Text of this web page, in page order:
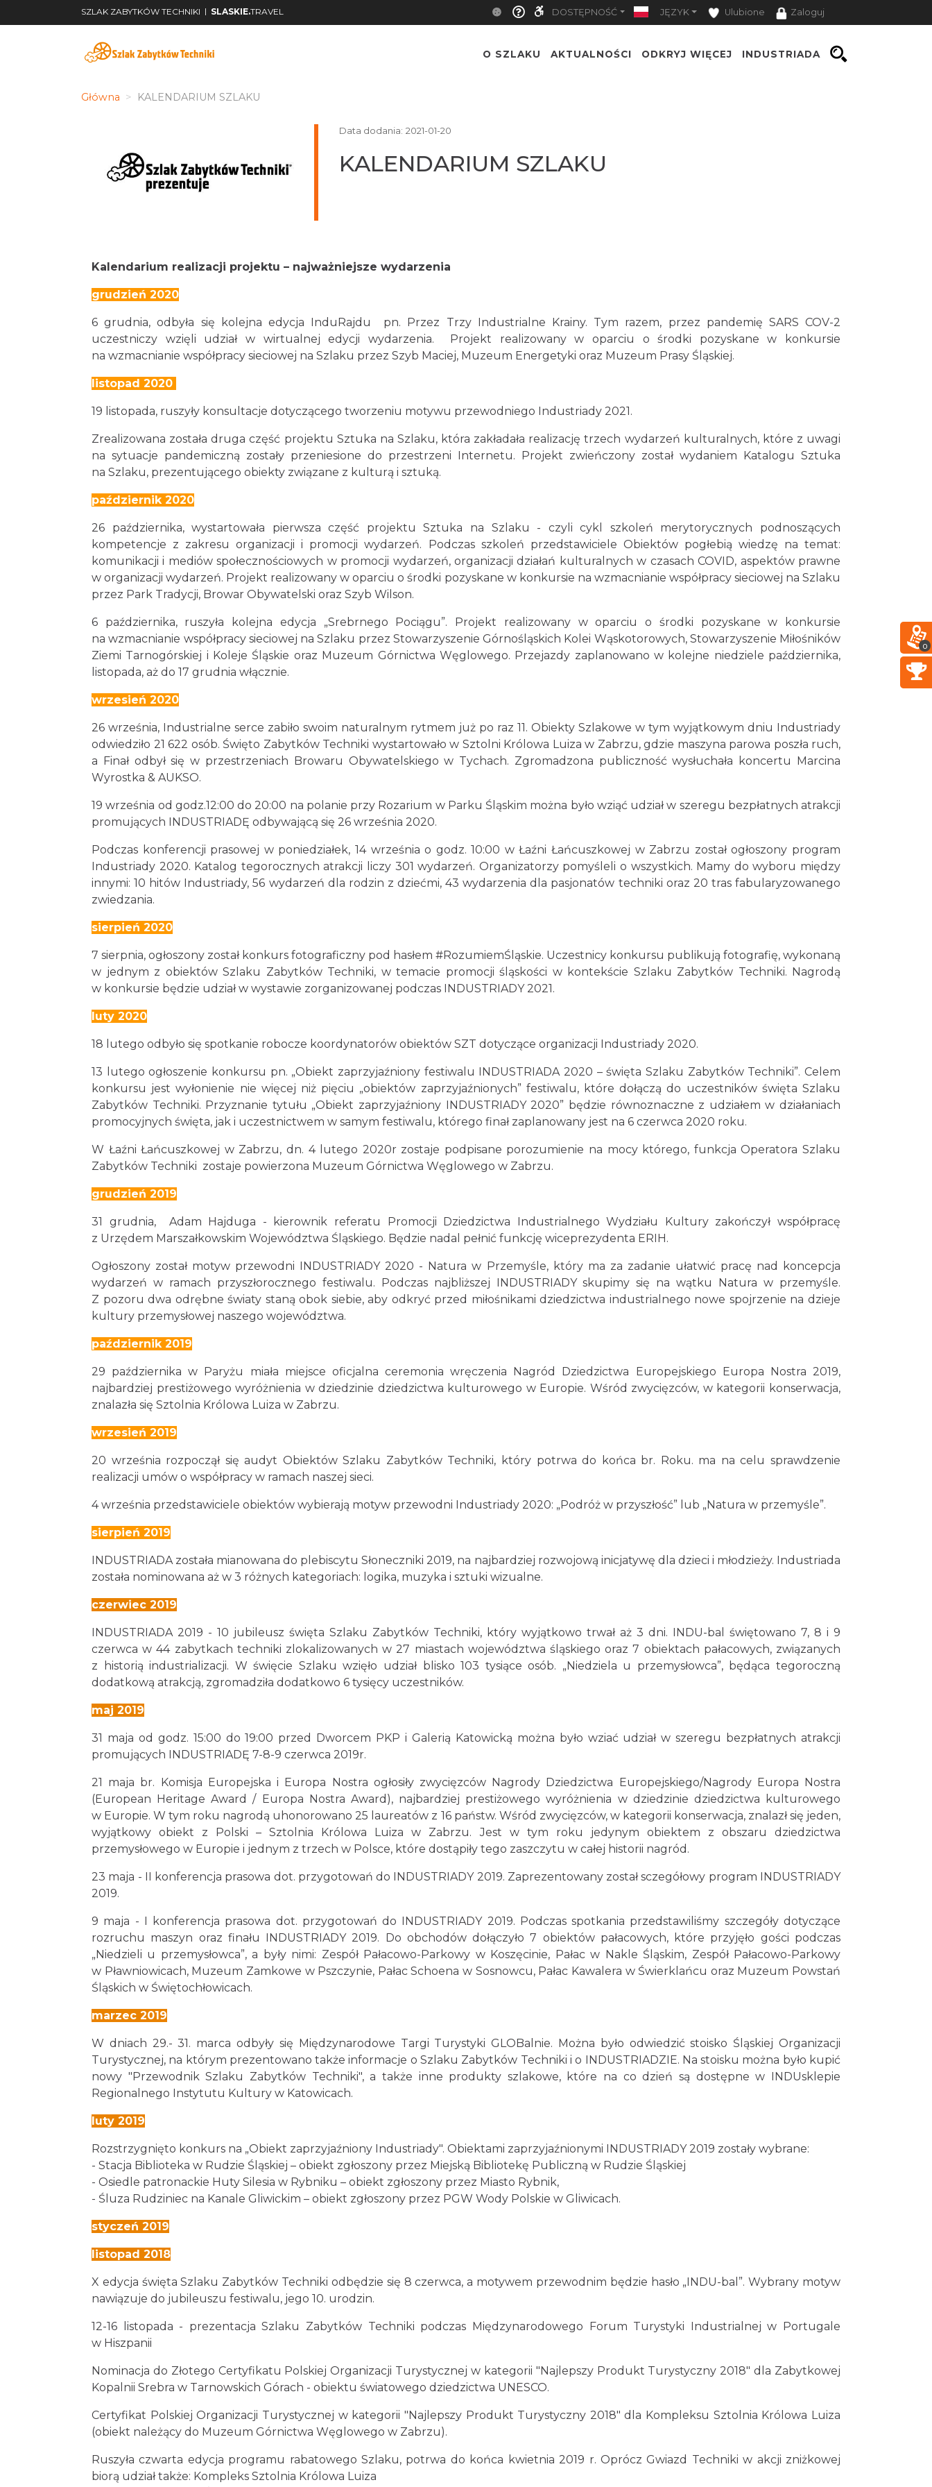
SZLAK ZABYTKÓW TECHNIKI | SLASKIE.TRAVEL DOSTĘPNOŚĆ JĘZYK Ulubione Zaloguj
O SZLAKU AKTUALNOŚCI ODKRYJ WIĘCEJ INDUSTRIADA
Główna KALENDARIUM SZLAKU
Data dodania: 2021-01-20
KALENDARIUM SZLAKU
Kalendarium realizacji projektu – najważniejsze wydarzenia
grudzień 2020
6 grudnia, odbyła się kolejna edycja InduRajdu pn. Przez Trzy Industrialne Krainy. Tym razem, przez pandemię SARS COV-2
uczestniczy wzięli udział w wirtualnej edycji wydarzenia. Projekt realizowany w oparciu o środki pozyskane w konkursie
na wzmacnianie współpracy sieciowej na Szlaku przez Szyb Maciej, Muzeum Energetyki oraz Muzeum Prasy Śląskiej.
listopad 2020
19 listopada, ruszyły konsultacje dotyczącego tworzeniu motywu przewodniego Industriady 2021.
Zrealizowana została druga część projektu Sztuka na Szlaku, która zakładała realizację trzech wydarzeń kulturalnych, które z uwagi
na sytuacje pandemiczną zostały przeniesione do przestrzeni Internetu. Projekt zwieńczony został wydaniem Katalogu Sztuka
na Szlaku, prezentującego obiekty związane z kulturą i sztuką.
październik 2020
26 października, wystartowała pierwsza część projektu Sztuka na Szlaku - czyli cykl szkoleń merytorycznych podnoszących
kompetencje z zakresu organizacji i promocji wydarzeń. Podczas szkoleń przedstawiciele Obiektów pogłebią wiedzę na temat:
komunikacji i mediów społecznościowych w promocji wydarzeń, organizacji działań kulturalnych w czasach COVID, aspektów prawne
w organizacji wydarzeń. Projekt realizowany w oparciu o środki pozyskane w konkursie na wzmacnianie współpracy sieciowej na Szlaku
przez Park Tradycji, Browar Obywatelski oraz Szyb Wilson.
6 października, ruszyła kolejna edycja „Srebrnego Pociągu”. Projekt realizowany w oparciu o środki pozyskane w konkursie
na wzmacnianie współpracy sieciowej na Szlaku przez Stowarzyszenie Górnośląskich Kolei Wąskotorowych, Stowarzyszenie Miłośników
Ziemi Tarnogórskiej i Koleje Śląskie oraz Muzeum Górnictwa Węglowego. Przejazdy zaplanowano w kolejne niedziele października,
listopada, aż do 17 grudnia włącznie.
wrzesień 2020
26 września, Industrialne serce zabiło swoim naturalnym rytmem już po raz 11. Obiekty Szlakowe w tym wyjątkowym dniu Industriady
odwiedziło 21 622 osób. Święto Zabytków Techniki wystartowało w Sztolni Królowa Luiza w Zabrzu, gdzie maszyna parowa poszła ruch,
a Finał odbył się w przestrzeniach Browaru Obywatelskiego w Tychach. Zgromadzona publiczność wysłuchała koncertu Marcina
Wyrostka & AUKSO.
19 września od godz.12:00 do 20:00 na polanie przy Rozarium w Parku Śląskim można było wziąć udział w szeregu bezpłatnych atrakcji
promujących INDUSTRIADĘ odbywającą się 26 września 2020.
Podczas konferencji prasowej w poniedziałek, 14 września o godz. 10:00 w Łaźni Łańcuszkowej w Zabrzu został ogłoszony program
Industriady 2020. Katalog tegorocznych atrakcji liczy 301 wydarzeń. Organizatorzy pomyśleli o wszystkich. Mamy do wyboru między
innymi: 10 hitów Industriady, 56 wydarzeń dla rodzin z dziećmi, 43 wydarzenia dla pasjonatów techniki oraz 20 tras fabularyzowanego
zwiedzania.
sierpień 2020
7 sierpnia, ogłoszony został konkurs fotograficzny pod hasłem #RozumiemŚląskie. Uczestnicy konkursu publikują fotografię, wykonaną
w jednym z obiektów Szlaku Zabytków Techniki, w temacie promocji śląskości w kontekście Szlaku Zabytków Techniki. Nagrodą
w konkursie będzie udział w wystawie zorganizowanej podczas INDUSTRIADY 2021.
luty 2020
18 lutego odbyło się spotkanie robocze koordynatorów obiektów SZT dotyczące organizacji Industriady 2020.
13 lutego ogłoszenie konkursu pn. „Obiekt zaprzyjaźniony festiwalu INDUSTRIADA 2020 – święta Szlaku Zabytków Techniki”. Celem
konkursu jest wyłonienie nie więcej niż pięciu „obiektów zaprzyjaźnionych” festiwalu, które dołączą do uczestników święta Szlaku
Zabytków Techniki. Przyznanie tytułu „Obiekt zaprzyjaźniony INDUSTRIADY 2020” będzie równoznaczne z udziałem w działaniach
promocyjnych święta, jak i uczestnictwem w samym festiwalu, którego finał zaplanowany jest na 6 czerwca 2020 roku.
W Łaźni Łańcuszkowej w Zabrzu, dn. 4 lutego 2020r zostaje podpisane porozumienie na mocy którego, funkcja Operatora Szlaku
Zabytków Techniki zostaje powierzona Muzeum Górnictwa Węglowego w Zabrzu.
grudzień 2019
31 grudnia, Adam Hajduga - kierownik referatu Promocji Dziedzictwa Industrialnego Wydziału Kultury zakończył współpracę
z Urzędem Marszałkowskim Województwa Śląskiego. Będzie nadal pełnić funkcję wiceprezydenta ERIH.
Ogłoszony został motyw przewodni INDUSTRIADY 2020 - Natura w Przemyśle, który ma za zadanie ułatwić pracę nad koncepcja
wydarzeń w ramach przyszłorocznego festiwalu. Podczas najbliższej INDUSTRIADY skupimy się na wątku Natura w przemyśle.
Z pozoru dwa odrębne światy staną obok siebie, aby odkryć przed miłośnikami dziedzictwa industrialnego nowe spojrzenie na dzieje
kultury przemysłowej naszego województwa.
październik 2019
29 października w Paryżu miała miejsce oficjalna ceremonia wręczenia Nagród Dziedzictwa Europejskiego Europa Nostra 2019,
najbardziej prestiżowego wyróżnienia w dziedzinie dziedzictwa kulturowego w Europie. Wśród zwycięzców, w kategorii konserwacja,
znalazła się Sztolnia Królowa Luiza w Zabrzu.
wrzesień 2019
20 września rozpoczął się audyt Obiektów Szlaku Zabytków Techniki, który potrwa do końca br. Roku. ma na celu sprawdzenie
realizacji umów o współpracy w ramach naszej sieci.
4 września przedstawiciele obiektów wybierają motyw przewodni Industriady 2020: „Podróż w przyszłość” lub „Natura w przemyśle”.
sierpień 2019
INDUSTRIADA została mianowana do plebiscytu Słoneczniki 2019, na najbardziej rozwojową inicjatywę dla dzieci i młodzieży. Industriada
została nominowana aż w 3 różnych kategoriach: logika, muzyka i sztuki wizualne.
czerwiec 2019
INDUSTRIADA 2019 - 10 jubileusz święta Szlaku Zabytków Techniki, który wyjątkowo trwał aż 3 dni. INDU-bal świętowano 7, 8 i 9
czerwca w 44 zabytkach techniki zlokalizowanych w 27 miastach województwa śląskiego oraz 7 obiektach pałacowych, związanych
z historią industrializacji. W święcie Szlaku wzięło udział blisko 103 tysiące osób. „Niedziela u przemysłowca”, będąca tegoroczną
dodatkową atrakcją, zgromadziła dodatkowo 6 tysięcy uczestników.
maj 2019
31 maja od godz. 15:00 do 19:00 przed Dworcem PKP i Galerią Katowicką można było wziać udział w szeregu bezpłatnych atrakcji
promujących INDUSTRIADĘ 7-8-9 czerwca 2019r.
21 maja br. Komisja Europejska i Europa Nostra ogłosiły zwycięzców Nagrody Dziedzictwa Europejskiego/Nagrody Europa Nostra
(European Heritage Award / Europa Nostra Award), najbardziej prestiżowego wyróżnienia w dziedzinie dziedzictwa kulturowego
w Europie. W tym roku nagrodą uhonorowano 25 laureatów z 16 państw. Wśród zwycięzców, w kategorii konserwacja, znalazł się jeden,
wyjątkowy obiekt z Polski – Sztolnia Królowa Luiza w Zabrzu. Jest w tym roku jedynym obiektem z obszaru dziedzictwa
przemysłowego w Europie i jednym z trzech w Polsce, które dostąpiły tego zaszczytu w całej historii nagród.
23 maja - II konferencja prasowa dot. przygotowań do INDUSTRIADY 2019. Zaprezentowany został sczegółowy program INDUSTRIADY
2019.
9 maja - I konferencja prasowa dot. przygotowań do INDUSTRIADY 2019. Podczas spotkania przedstawiliśmy szczegóły dotyczące
rozruchu maszyn oraz finału INDUSTRIADY 2019. Do obchodów dołączyło 7 obiektów pałacowych, które przyjęło gości podczas
„Niedzieli u przemysłowca”, a były nimi: Zespół Pałacowo-Parkowy w Koszęcinie, Pałac w Nakle Śląskim, Zespół Pałacowo-Parkowy
w Pławniowicach, Muzeum Zamkowe w Pszczynie, Pałac Schoena w Sosnowcu, Pałac Kawalera w Świerklańcu oraz Muzeum Powstań
Śląskich w Świętochłowicach.
marzec 2019
W dniach 29.- 31. marca odbyły się Międzynarodowe Targi Turystyki GLOBalnie. Można było odwiedzić stoisko Śląskiej Organizacji
Turystycznej, na którym prezentowano także informacje o Szlaku Zabytków Techniki i o INDUSTRIADZIE. Na stoisku można było kupić
nowy "Przewodnik Szlaku Zabytków Techniki", a także inne produkty szlakowe, które na co dzień są dostępne w INDUsklepie
Regionalnego Instytutu Kultury w Katowicach.
luty 2019
Rozstrzygnięto konkurs na „Obiekt zaprzyjaźniony Industriady". Obiektami zaprzyjaźnionymi INDUSTRIADY 2019 zostały wybrane:
- Stacja Biblioteka w Rudzie Śląskiej – obiekt zgłoszony przez Miejską Bibliotekę Publiczną w Rudzie Śląskiej
- Osiedle patronackie Huty Silesia w Rybniku – obiekt zgłoszony przez Miasto Rybnik,
- Śluza Rudziniec na Kanale Gliwickim – obiekt zgłoszony przez PGW Wody Polskie w Gliwicach.
styczeń 2019
listopad 2018
X edycja święta Szlaku Zabytków Techniki odbędzie się 8 czerwca, a motywem przewodnim będzie hasło „INDU-bal”. Wybrany motyw
nawiązuje do jubileuszu festiwalu, jego 10. urodzin.
12-16 listopada - prezentacja Szlaku Zabytków Techniki podczas Międzynarodowego Forum Turystyki Industrialnej w Portugale
w Hiszpanii
Nominacja do Złotego Certyfikatu Polskiej Organizacji Turystycznej w kategorii "Najlepszy Produkt Turystyczny 2018" dla Zabytkowej
Kopalnii Srebra w Tarnowskich Górach - obiektu światowego dziedzictwa UNESCO.
Certyfikat Polskiej Organizacji Turystycznej w kategorii "Najlepszy Produkt Turystyczny 2018" dla Kompleksu Sztolnia Królowa Luiza
(obiekt należący do Muzeum Górnictwa Węglowego w Zabrzu).
Ruszyła czwarta edycja programu rabatowego Szlaku, potrwa do końca kwietnia 2019 r. Oprócz Gwiazd Techniki w akcji zniżkowej
biorą udział także: Kompleks Sztolnia Królowa Luiza
0